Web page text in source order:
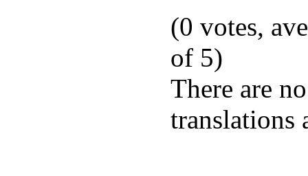
(0 votes,
of 5)
There are no
translations